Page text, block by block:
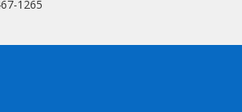
1265